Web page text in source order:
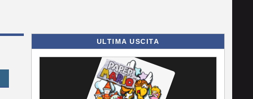
ULTIMA USCITA